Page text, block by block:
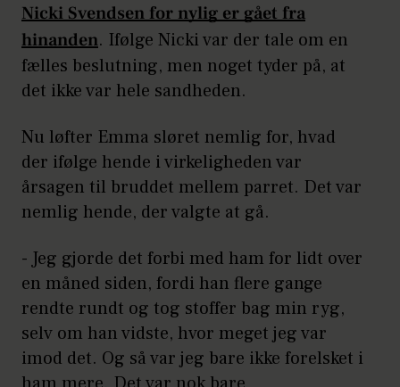
Nicki Svendsen for nylig er gået fra
hinanden. Ifølge Nicki var der tale om en
fælles beslutning, men noget tyder på, at
det ikke var hele sandheden.
Nu løfter Emma sløret nemlig for, hvad
der ifølge hende i virkeligheden var
årsagen til bruddet mellem parret. Det var
nemlig hende, der valgte at gå.
- Jeg gjorde det forbi med ham for lidt over
en måned siden, fordi han flere gange
rendte rundt og tog stoffer bag min ryg,
selv om han vidste, hvor meget jeg var
imod det. Og så var jeg bare ikke forelsket i